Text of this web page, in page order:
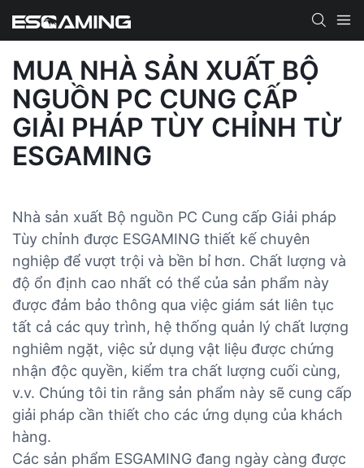
MUA NHÀ SẢN XUẤT BỘ
NGUỒN PC CUNG CẤP
GIẢI PHÁP TÙY CHỈNH TỪ
ESGAMING
Nhà sản xuất Bộ nguồn PC Cung cấp Giải pháp
Tùy chỉnh được ESGAMING thiết kế chuyên
nghiệp để vượt trội và bền bỉ hơn. Chất lượng và
độ ổn định cao nhất có thể của sản phẩm này
được đảm bảo thông qua việc giám sát liên tục
tất cả các quy trình, hệ thống quản lý chất lượng
nghiêm ngặt, việc sử dụng vật liệu được chứng
nhận độc quyền, kiểm tra chất lượng cuối cùng,
v.v. Chúng tôi tin rằng sản phẩm này sẽ cung cấp
giải pháp cần thiết cho các ứng dụng của khách
hàng.
Các sản phẩm ESGAMING đang ngày càng được